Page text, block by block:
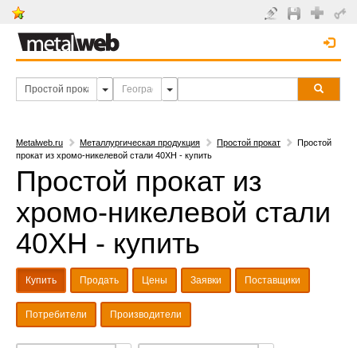
Metalweb.ru Металлургическая продукция Простой прокат
Простой
прокат из хромо-никелевой стали 40ХН - купить
Простой прокат из
хромо-никелевой стали
40ХН - купить
Купить Продать Цены Заявки Поставщики
Потребители Производители